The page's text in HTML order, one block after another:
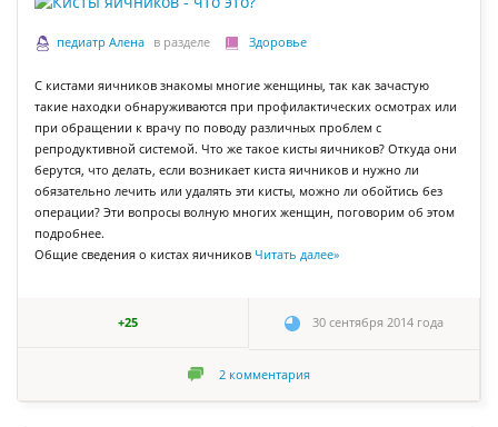
педиатр Алена в разделе Здоровье
С кистами яичников знакомы многие женщины, так как зачастую
такие находки обнаруживаются при профилактических осмотрах или
при обращении к врачу по поводу различных проблем с
репродуктивной системой. Что же такое кисты яичников? Откуда они
берутся, что делать, если возникает киста яичников и нужно ли
обязательно лечить или удалять эти кисты, можно ли обойтись без
операции? Эти вопросы волную многих женщин, поговорим об этом
подробнее.
Общие сведения о кистах яичников Читать далее»
+25 30 сентября 2014 года
2 комментария